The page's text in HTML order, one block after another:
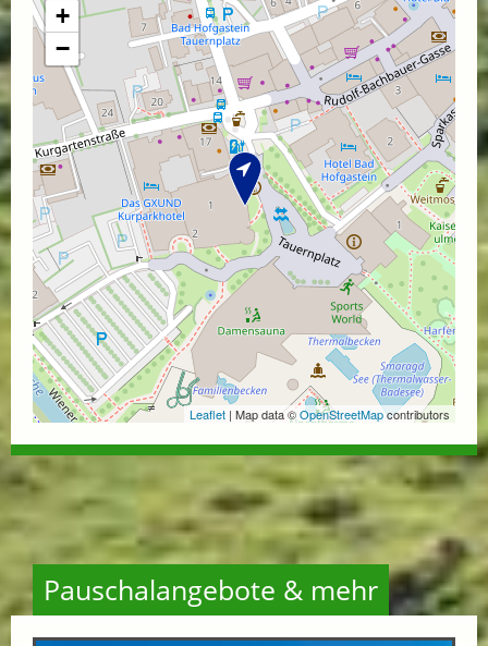
+
−
Leaflet | Map data ©OpenStreetMapcontributors
Pauschalangebote & mehr